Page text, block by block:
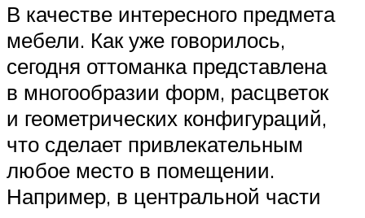
В качестве интересного предмета
мебели. Как уже говорилось,
сегодня оттоманка представлена
в многообразии форм, расцветок
и геометрических конфигураций,
что сделает привлекательным
любое место в помещении.
Например, в центральной части